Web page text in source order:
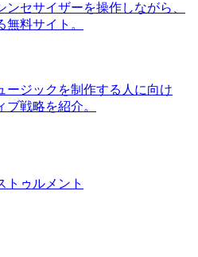
ンセサイザーを操作しながら、
料サイト。
ージックを制作する人に向け
ブ戦略を紹介。
トゥルメント